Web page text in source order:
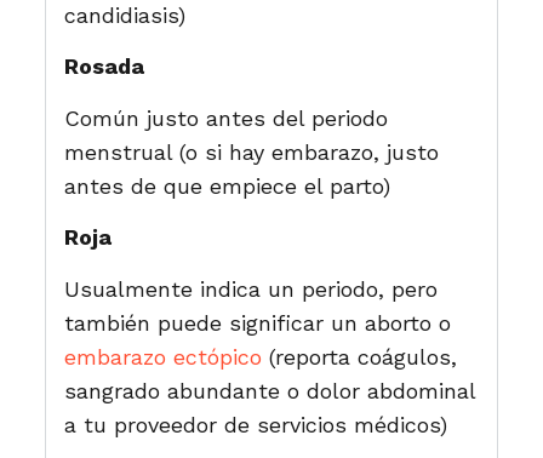
candidiasis)
Rosada
Común justo antes del periodo
menstrual (o si hay embarazo, justo
antes de que empiece el parto)
Roja
Usualmente indica un periodo, pero
también puede significar un aborto o
embarazo ectópico (reporta coágulos,
sangrado abundante o dolor abdominal
a tu proveedor de servicios médicos)